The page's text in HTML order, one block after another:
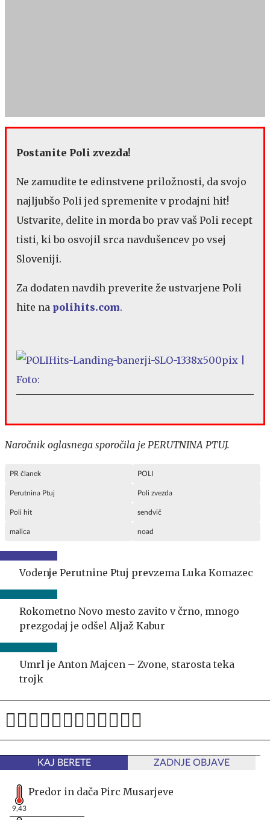
Postanite Poli zvezda!
Ne zamudite te edinstvene priložnosti, da svojo
najljubšo Poli jed spremenite v prodajni hit!
Ustvarite, delite in morda bo prav vaš Poli recept
tisti, ki bo osvojil srca navdušencev po vsej
Sloveniji.
Za dodaten navdih preverite že ustvarjene Poli
hite na polihits.com.
Naročnik oglasnega sporočila je PERUTNINA PTUJ.
PR članek POLI
Perutnina Ptuj Poli zvezda
Poli hit sendvič
malica noad
Vodenje Perutnine Ptuj prevzema Luka Komazec
Rokometno Novo mesto zavito v črno, mnogo
prezgodaj je odšel Aljaž Kabur
Umrl je Anton Majcen – Zvone, starosta teka
trojk
KAJ BERETE ZADNJE OBJAVE
9,43
Predor in dača Pirc Musarjeve